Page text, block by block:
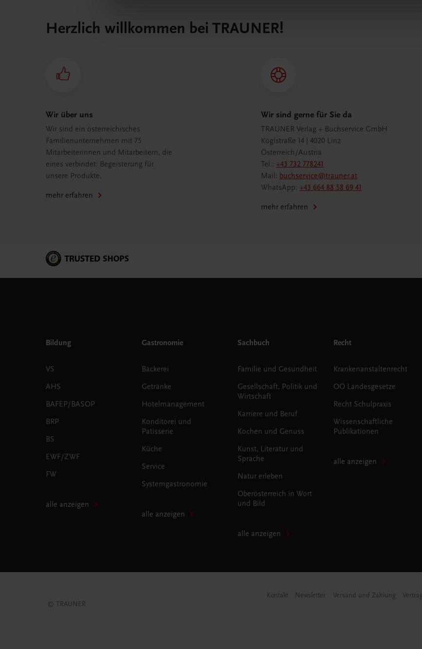
Herzlich willkommen bei TRAUNER!
Wir über uns
Wir sind ein österreichisches
Familienunternehmen mit 75
Mitarbeiterinnen und Mitarbeitern, die
eines verbindet: Begeisterung für
unsere Produkte.
mehr erfahren
Wir sind gerne für Sie da
TRAUNER Verlag + Buchservice GmbH
Köglstraße 14 | 4020 Linz
Österreich/Austria
Tel.:+43 732 778241
Mail: buchservice@trauner.at
WhatsApp:+43 664 88 58 69 41
mehr erfahren
Bildung
VS
AHS
BAFEP/BASOP
BRP
BS
EWF/ZWF
FW
alle anzeigen
Gastronomie
Bäckerei
Getränke
Hotelmanagement
Konditorei und
Patisserie
Küche
Service
Systemgastronomie
alle anzeigen
Sachbuch
Familie und Gesundheit
Gesellschaft, Politik und
Wirtschaft
Karriere und Beruf
Kochen und Genuss
Kunst, Literatur und
Sprache
Natur erleben
Oberösterreich in Wort
und Bild
alle anzeigen
Recht
Krankenanstaltenrecht
OÖ Landesgesetze
Recht Schulpraxis
Wissenschaftliche
Publikationen
alle anzeigen
© TRAUNER
Kontakt Newsletter Versand und Zahlung